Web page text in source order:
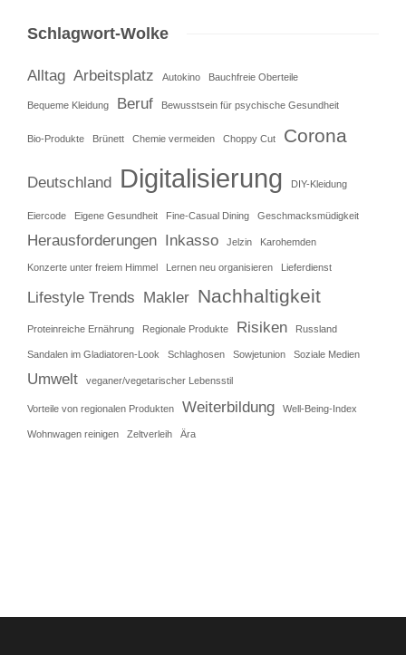
Schlagwort-Wolke
Alltag Arbeitsplatz Autokino Bauchfreie Oberteile
Bequeme Kleidung Beruf Bewusstsein für psychische Gesundheit
Bio-Produkte Brünett Chemie vermeiden Choppy Cut Corona
Deutschland Digitalisierung DIY-Kleidung
Eiercode Eigene Gesundheit Fine-Casual Dining Geschmacksmüdigkeit
Herausforderungen Inkasso Jelzin Karohemden
Konzerte unter freiem Himmel Lernen neu organisieren Lieferdienst
Lifestyle Trends Makler Nachhaltigkeit
Proteinreiche Ernährung Regionale Produkte Risiken Russland
Sandalen im Gladiatoren-Look Schlaghosen Sowjetunion Soziale Medien
Umwelt veganer/vegetarischer Lebensstil
Vorteile von regionalen Produkten Weiterbildung Well-Being-Index
Wohnwagen reinigen Zeltverleih Ära